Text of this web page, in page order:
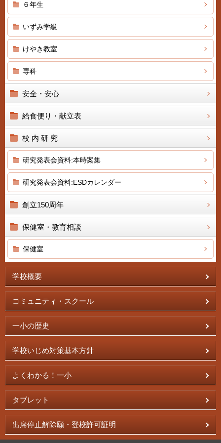
６年生
いずみ学級
けやき教室
専科
安全・安心
給食便り・献立表
校 内 研 究
研究発表会資料:本時案集
研究発表会資料:ESDカレンダー
創立150周年
保健室・教育相談
保健室
学校概要
コミュニティ・スクール
一小の歴史
学校いじめ対策基本方針
よくわかる！一小
タブレット
出席停止解除願・登校許可証明